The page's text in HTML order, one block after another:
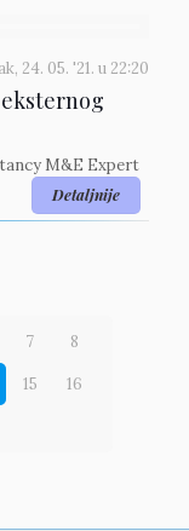
24. 05. '21. u 22:20
eksternog
M&E Expert
Detaljnije
7 8
15 16